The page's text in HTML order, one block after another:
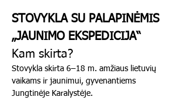
STOVYKLA SU PALAPINĖMIS
„JAUNIMO EKSPEDICIJA“
Kam skirta?
Stovykla skirta 6–18 m. amžiaus lietuvių
vaikams ir jaunimui, gyvenantiems
Jungtinėje Karalystėje.